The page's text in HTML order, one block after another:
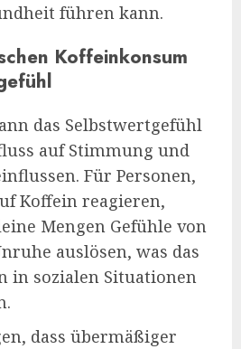
führen kann.
Koffeinkonsum
das Selbstwertgefühl
auf Stimmung und
Für Personen,
Koffein reagieren,
Mengen Gefühle von
auslösen, was das
in sozialen Situationen
dass übermäßiger